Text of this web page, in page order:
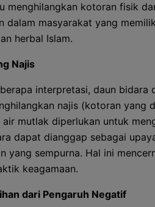
menghilangkan kotoran fisik
dalam masyarakat yang
herbal Islam.
Najis
interpretasi, daun bidara
najis (kotoran yang
air mutlak diperlukan untuk
dapat dianggap sebagai
yang sempurna. Hal ini
keagamaan.
dari Pengaruh Negatif